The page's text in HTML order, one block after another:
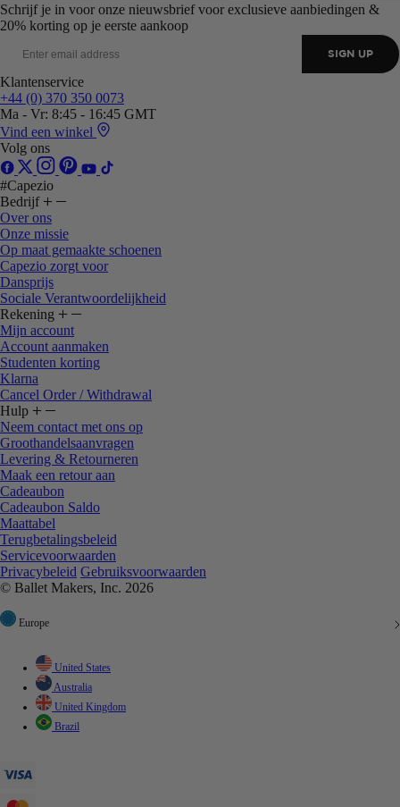
Schrijf je in voor onze nieuwsbrief voor exclusieve aanbiedingen &
20% korting op je eerste aankoop
SIGN UP
Klantenservice
+44 (0) 370 350 0073
Ma - Vr: 8:45 - 16:45 GMT
Vind een winkel
Volg ons
#Capezio
Bedrijf
Over ons
Onze missie
Op maat gemaakte schoenen
Capezio zorgt voor
Dansprijs
Sociale Verantwoordelijkheid
Rekening
Mijn account
Account aanmaken
Studenten korting
Klarna
Cancel Order / Withdrawal
Hulp
Neem contact met ons op
Groothandelsaanvragen
Levering & Retourneren
Maak een retour aan
Cadeaubon
Cadeaubon Saldo
Maattabel
Terugbetalingsbeleid
Servicevoorwaarden
Privacybeleid Gebruiksvoorwaarden
© Ballet Makers, Inc. 2026
Europe
United States
Australia
United Kingdom
Brazil